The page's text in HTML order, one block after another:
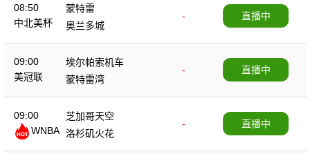
08:50
中北美杯
蒙特雷
-
奥兰多城
直播中
09:00
美冠联
埃尔帕索机车
-
蒙特雷湾
直播中
09:00
WNBA
芝加哥天空
-
洛杉矶火花
直播中